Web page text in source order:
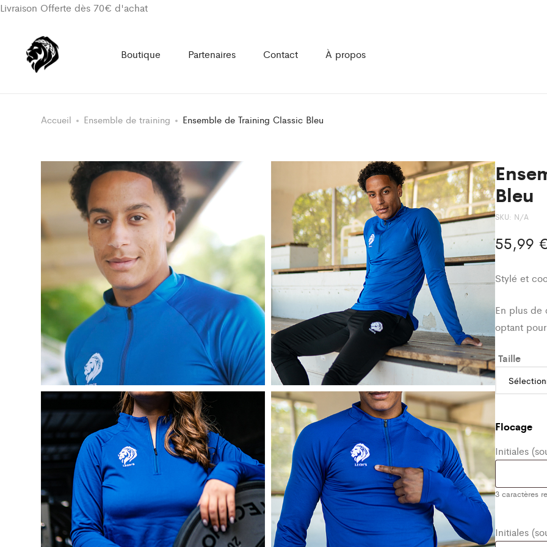
Livraison Offerte dès 70€ d'achat
Boutique Partenaires Contact À propos
Accueil Ensemble de training Ensemble de Training Classic Bleu
Bleu
SKU: N/A
55,99
Stylé et
En plus de
optant
Taille
Flocage
Initiales
3caractères
Initiales